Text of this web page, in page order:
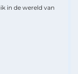
in de wereld van